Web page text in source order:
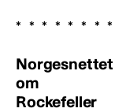
Norgesnettet
om
Rockefeller